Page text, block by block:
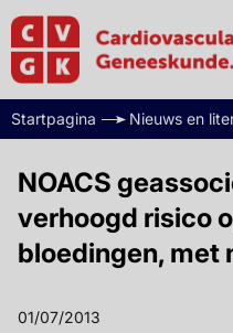
Startpagina Nieuws en
NOACS
verhoogd risico
bloedingen, met
01/07/2013